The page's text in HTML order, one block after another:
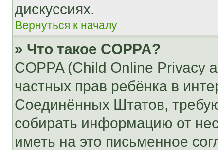
дискуссиях.
Вернуться к началу
» Что такое COPPA?
COPPA (Child Online Privacy
частных прав ребёнка в
Соединённых Штатов,
собирать информацию от
иметь на это письменное